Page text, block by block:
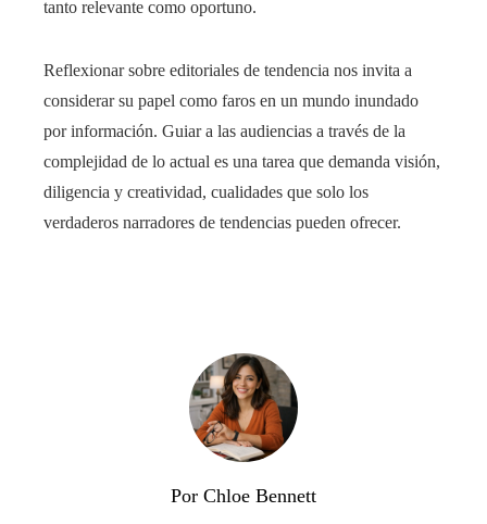
tanto relevante como oportuno.
Reflexionar sobre editoriales de tendencia nos invita a
considerar su papel como faros en un mundo inundado
por información. Guiar a las audiencias a través de la
complejidad de lo actual es una tarea que demanda visión,
diligencia y creatividad, cualidades que solo los
verdaderos narradores de tendencias pueden ofrecer.
Por Chloe Bennett